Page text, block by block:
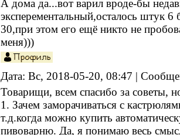
А дома да...вот варил вроде-бы
эксперементальный,осталось штук 6
30,при этом его ещё никто не
меня)))
Дата: Вс, 2018-05-20, 08:47 |
Товарищи, всем спасибо за советы,
1. Зачем заморачиваться с
т.д.когда можно купить
пивоварню. Да, я понимаю весь